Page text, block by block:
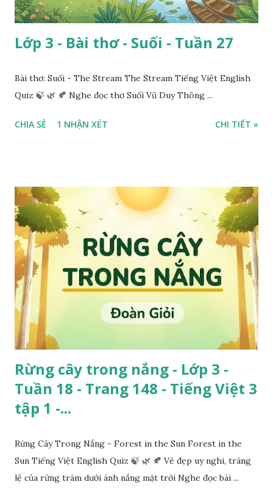
Lớp 3 - Bài thơ - Suối - Tuần 27
Bài thơ: Suối - The Stream The Stream Tiếng Việt English
Quiz 🍃 🌿 🍂 Nghe đọc thơ Suối Vũ Duy Thông ...
CHIA SẺ 1 NHẬN XÉT CHI TIẾT »
Rừng cây trong nắng - Lớp 3 -
Tuần 18 - Trang 148 - Tiếng Việt 3
tập 1 -...
Rừng Cây Trong Nắng - Forest in the Sun Forest in the
Sun Tiếng Việt English Quiz 🍃 🌿 🍂 Vẻ đẹp uy nghi, tráng
lệ của rừng tràm dưới ánh nắng mặt trời Nghe đọc bài ...